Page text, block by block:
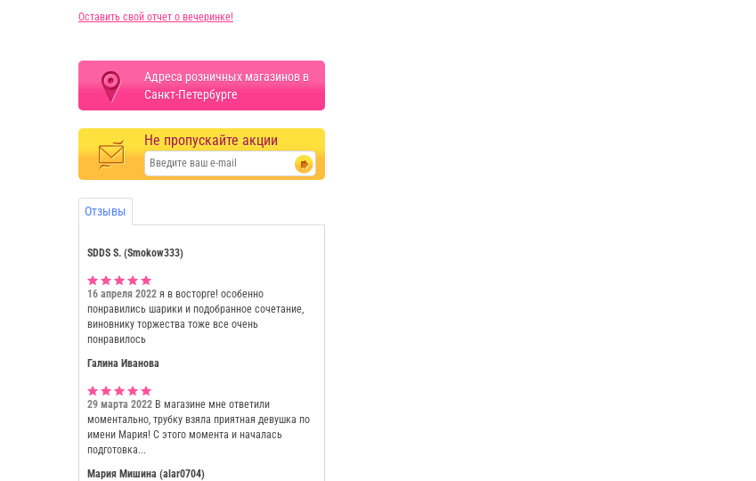
Оставить свой отчет о вечеринке!
Адреса розничных магазинов в
Санкт-Петербурге
Не пропускайте акции
Отзывы
SDDS S. (Smokow333)
16 апреля 2022 я в восторге! особенно
понравились шарики и подобранное сочетание,
виновнику торжества тоже все очень
понравилось
Галина Иванова
29 марта 2022 В магазине мне ответили
моментально, трубку взяла приятная девушка по
имени Мария! С этого момента и началась
подготовка...
Мария Мишина (alar0704)